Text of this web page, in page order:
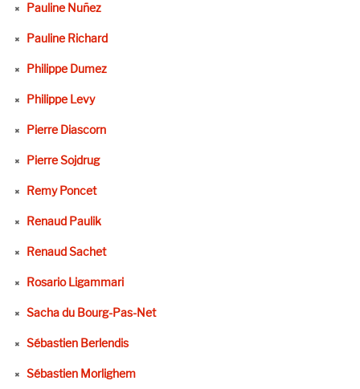
Pauline Nuñez
Pauline Richard
Philippe Dumez
Philippe Levy
Pierre Diascorn
Pierre Sojdrug
Remy Poncet
Renaud Paulik
Renaud Sachet
Rosario Ligammari
Sacha du Bourg-Pas-Net
Sébastien Berlendis
Sébastien Morlighem